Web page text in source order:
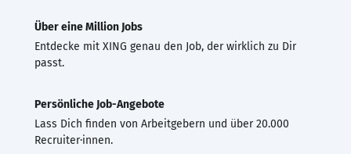
Über eine Million Jobs
Entdecke mit XING genau den Job, der wirklich zu Dir
passt.
Persönliche Job-Angebote
Lass Dich finden von Arbeitgebern und über 20.000
Recruiter·innen.